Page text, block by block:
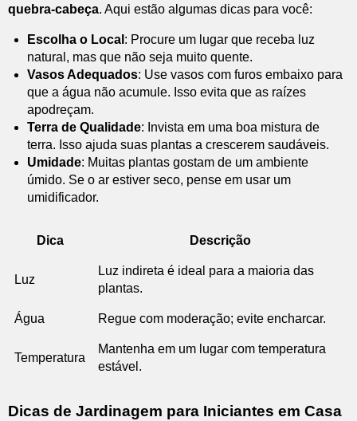
quebra-cabeça. Aqui estão algumas dicas para você:
Escolha o Local : Procure um lugar que receba luz
natural, mas que não seja muito quente.
Vasos Adequados: Use vasos com furos embaixo para
que a água não acumule. Isso evita que as raízes
apodreçam.
Terra de Qualidade: Invista em uma boa mistura de
terra. Isso ajuda suas plantas a crescerem saudáveis.
Umidade: Muitas plantas gostam de um ambiente
úmido. Se o ar estiver seco, pense em usar um
umidificador.
Dica Descrição
Luz
Luz indireta é ideal para a maioria das
plantas.
Água Regue com moderação; evite encharcar.
Temperatura
Mantenha em um lugar com temperatura
estável.
Dicas de Jardinagem para Iniciantes em Casa